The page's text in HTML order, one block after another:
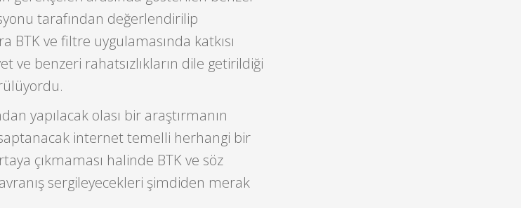
tarafından değerlendirilip
ve filtre uygulamasında katkısı
ve benzeri rahatsızlıkların dile getirildiği
yapılacak olası bir araştırmanın
internet temelli herhangi bir
çıkmaması halinde BTK ve söz
sergileyecekleri şimdiden merak